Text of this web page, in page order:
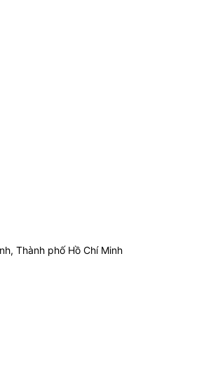
Thành phố Hồ Chí Minh